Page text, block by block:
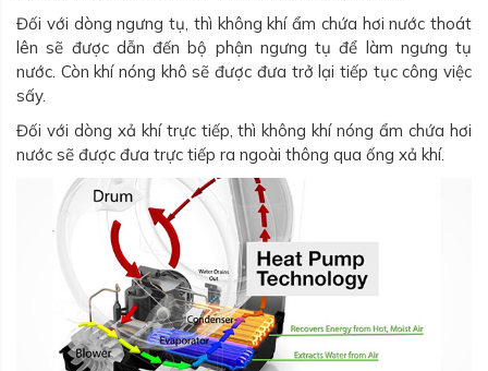
Đối với dòng ngưng tụ, thì không khí ẩm chứa hơi nước thoát
lên sẽ được dẫn đến bộ phận ngưng tụ để làm ngưng tụ
nước. Còn khí nóng khô sẽ được đưa trở lại tiếp tục công việc
sấy.
Đối với dòng xả khí trực tiếp, thì không khí nóng ẩm chứa hơi
nước sẽ được đưa trực tiếp ra ngoài thông qua ống xả khí.